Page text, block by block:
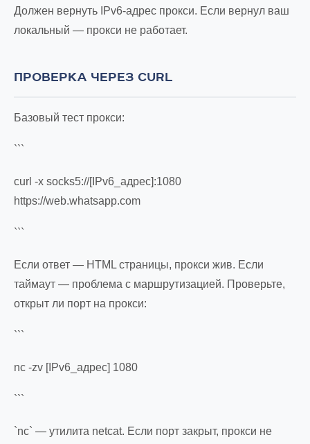
Должен вернуть IPv6-адрес прокси. Если вернул ваш
локальный — прокси не работает.
ПРОВЕРКА ЧЕРЕЗ CURL
Базовый тест прокси:
```
curl -x socks5://[IPv6_адрес]:1080
https://web.whatsapp.com
```
Если ответ — HTML страницы, прокси жив. Если
таймаут — проблема с маршрутизацией. Проверьте,
открыт ли порт на прокси:
```
nc -zv [IPv6_адрес] 1080
```
`nc` — утилита netcat. Если порт закрыт, прокси не